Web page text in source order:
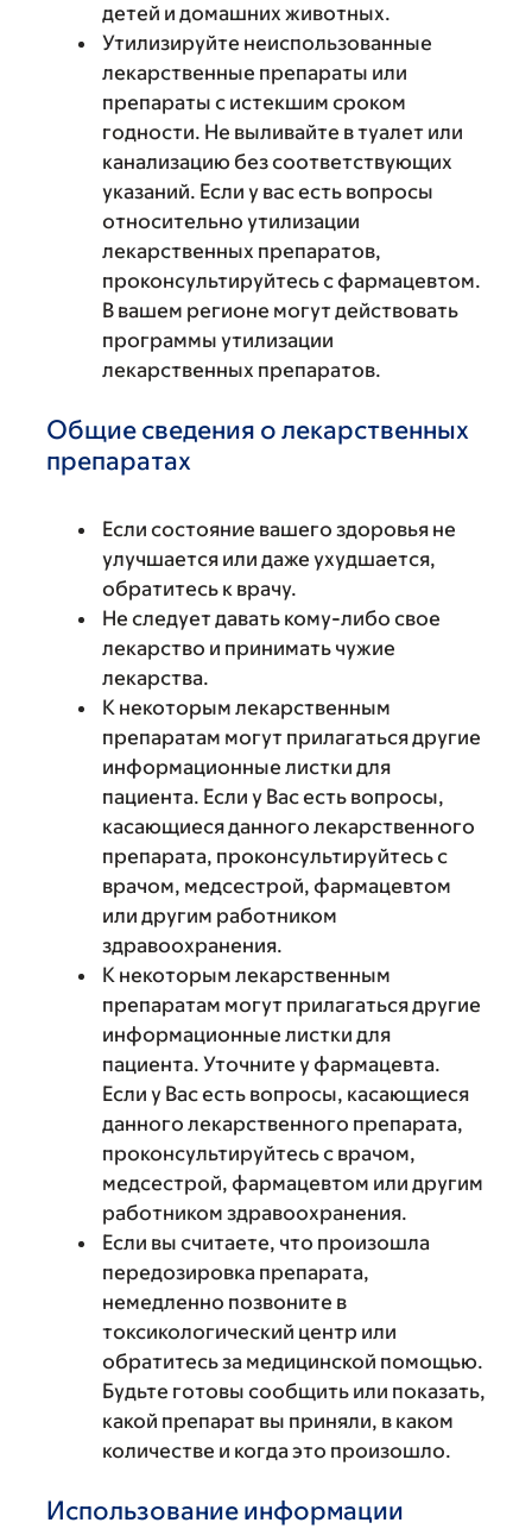
детей и домашних животных.
Утилизируйте неиспользованные
лекарственные препараты или
препараты с истекшим сроком
годности. Не выливайте в туалет или
канализацию без соответствующих
указаний. Если у вас есть вопросы
относительно утилизации
лекарственных препаратов,
проконсультируйтесь с фармацевтом.
В вашем регионе могут действовать
программы утилизации
лекарственных препаратов.
Общие сведения о лекарственных
препаратах
Если состояние вашего здоровья не
улучшается или даже ухудшается,
обратитесь к врачу.
Не следует давать кому-либо свое
лекарство и принимать чужие
лекарства.
К некоторым лекарственным
препаратам могут прилагаться другие
информационные листки для
пациента. Если у Вас есть вопросы,
касающиеся данного лекарственного
препарата, проконсультируйтесь с
врачом, медсестрой, фармацевтом
или другим работником
здравоохранения.
К некоторым лекарственным
препаратам могут прилагаться другие
информационные листки для
пациента. Уточните у фармацевта.
Если у Вас есть вопросы, касающиеся
данного лекарственного препарата,
проконсультируйтесь с врачом,
медсестрой, фармацевтом или другим
работником здравоохранения.
Если вы считаете, что произошла
передозировка препарата,
немедленно позвоните в
токсикологический центр или
обратитесь за медицинской помощью.
Будьте готовы сообщить или показать,
какой препарат вы приняли, в каком
количестве и когда это произошло.
Использование информации